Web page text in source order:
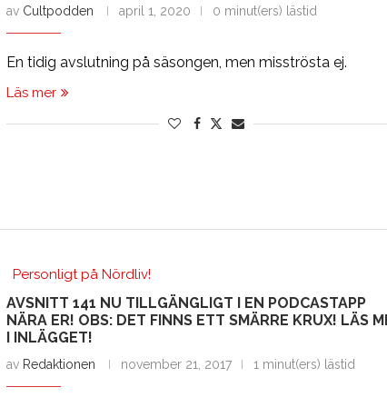
av Cultpodden april 1, 2020 0 minut(ers) lästid
En tidig avslutning på säsongen, men misströsta ej.
Läs mer
Personligt på Nördliv!
AVSNITT 141 NU TILLGÄNGLIGT I EN PODCASTAPP
NÄRA ER! OBS: DET FINNS ETT SMÄRRE KRUX! LÄS
I INLÄGGET!
av Redaktionen november 21, 2017 1 minut(ers) lästid